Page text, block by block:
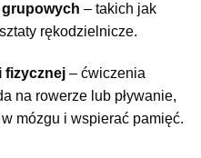
grupowych – takich jak
rękodzielnicze.
fizycznej – ćwiczenia
na rowerze lub pływanie,
mózgu i wspierać pamięć.